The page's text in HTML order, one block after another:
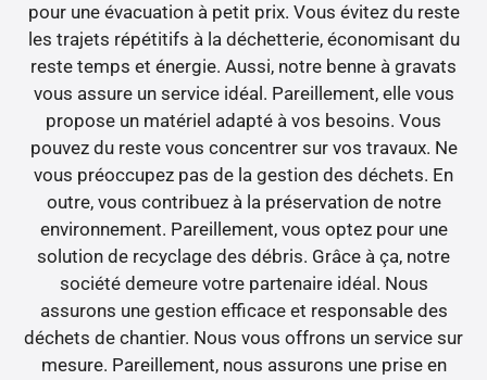
pour une évacuation à petit prix. Vous évitez du reste
les trajets répétitifs à la déchetterie, économisant du
reste temps et énergie. Aussi, notre benne à gravats
vous assure un service idéal. Pareillement, elle vous
propose un matériel adapté à vos besoins. Vous
pouvez du reste vous concentrer sur vos travaux. Ne
vous préoccupez pas de la gestion des déchets. En
outre, vous contribuez à la préservation de notre
environnement. Pareillement, vous optez pour une
solution de recyclage des débris. Grâce à ça, notre
société demeure votre partenaire idéal. Nous
assurons une gestion efficace et responsable des
déchets de chantier. Nous vous offrons un service sur
mesure. Pareillement, nous assurons une prise en